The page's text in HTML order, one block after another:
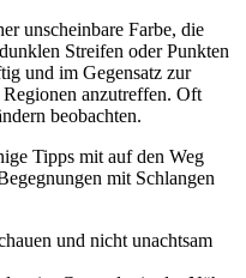
unscheinbare Farbe, die
Streifen oder Punkten
und im​ Gegensatz ​zur
anzutreffen. Oft
beobachten.
Tipps mit auf den ⁣Weg
mit Schlangen
und ⁤nicht unachtsam